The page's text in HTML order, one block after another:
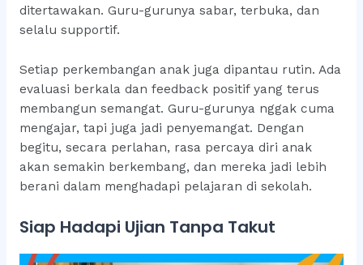
ditertawakan. Guru-gurunya sabar, terbuka, dan
selalu supportif.
Setiap perkembangan anak juga dipantau rutin. Ada
evaluasi berkala dan feedback positif yang terus
membangun semangat. Guru-gurunya nggak cuma
mengajar, tapi juga jadi penyemangat. Dengan
begitu, secara perlahan, rasa percaya diri anak
akan semakin berkembang, dan mereka jadi lebih
berani dalam menghadapi pelajaran di sekolah.
Siap Hadapi Ujian Tanpa Takut